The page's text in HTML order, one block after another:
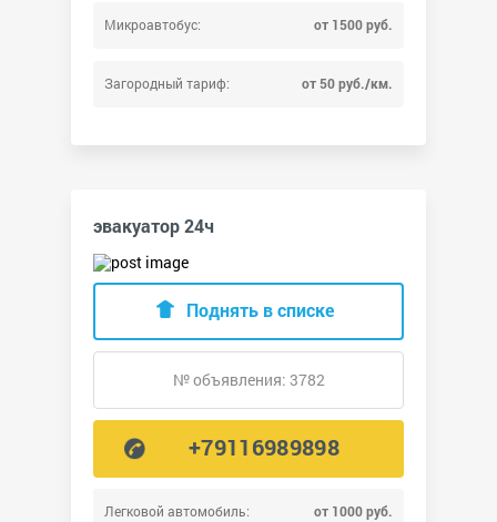
Микроавтобус: от 1500 руб.
Загородный тариф: от 50 руб./км.
эвакуатор 24ч
Легковой автомобиль: от 1000 руб.
Поднять в списке
№ объявления: 3782
+79116989898